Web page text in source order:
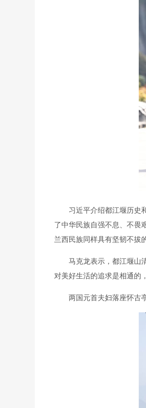
习近平介绍都江堰历史
了中华民族自强不息、不畏
兰西民族同样具有坚韧不拔
马克龙表示，都江堰山
对美好生活的追求是相通的
两国元首夫妇落座怀古